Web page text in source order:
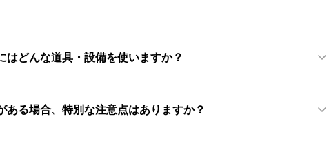
はどんな道具・設備を使いますか？
ある場合、特別な注意点はありますか？